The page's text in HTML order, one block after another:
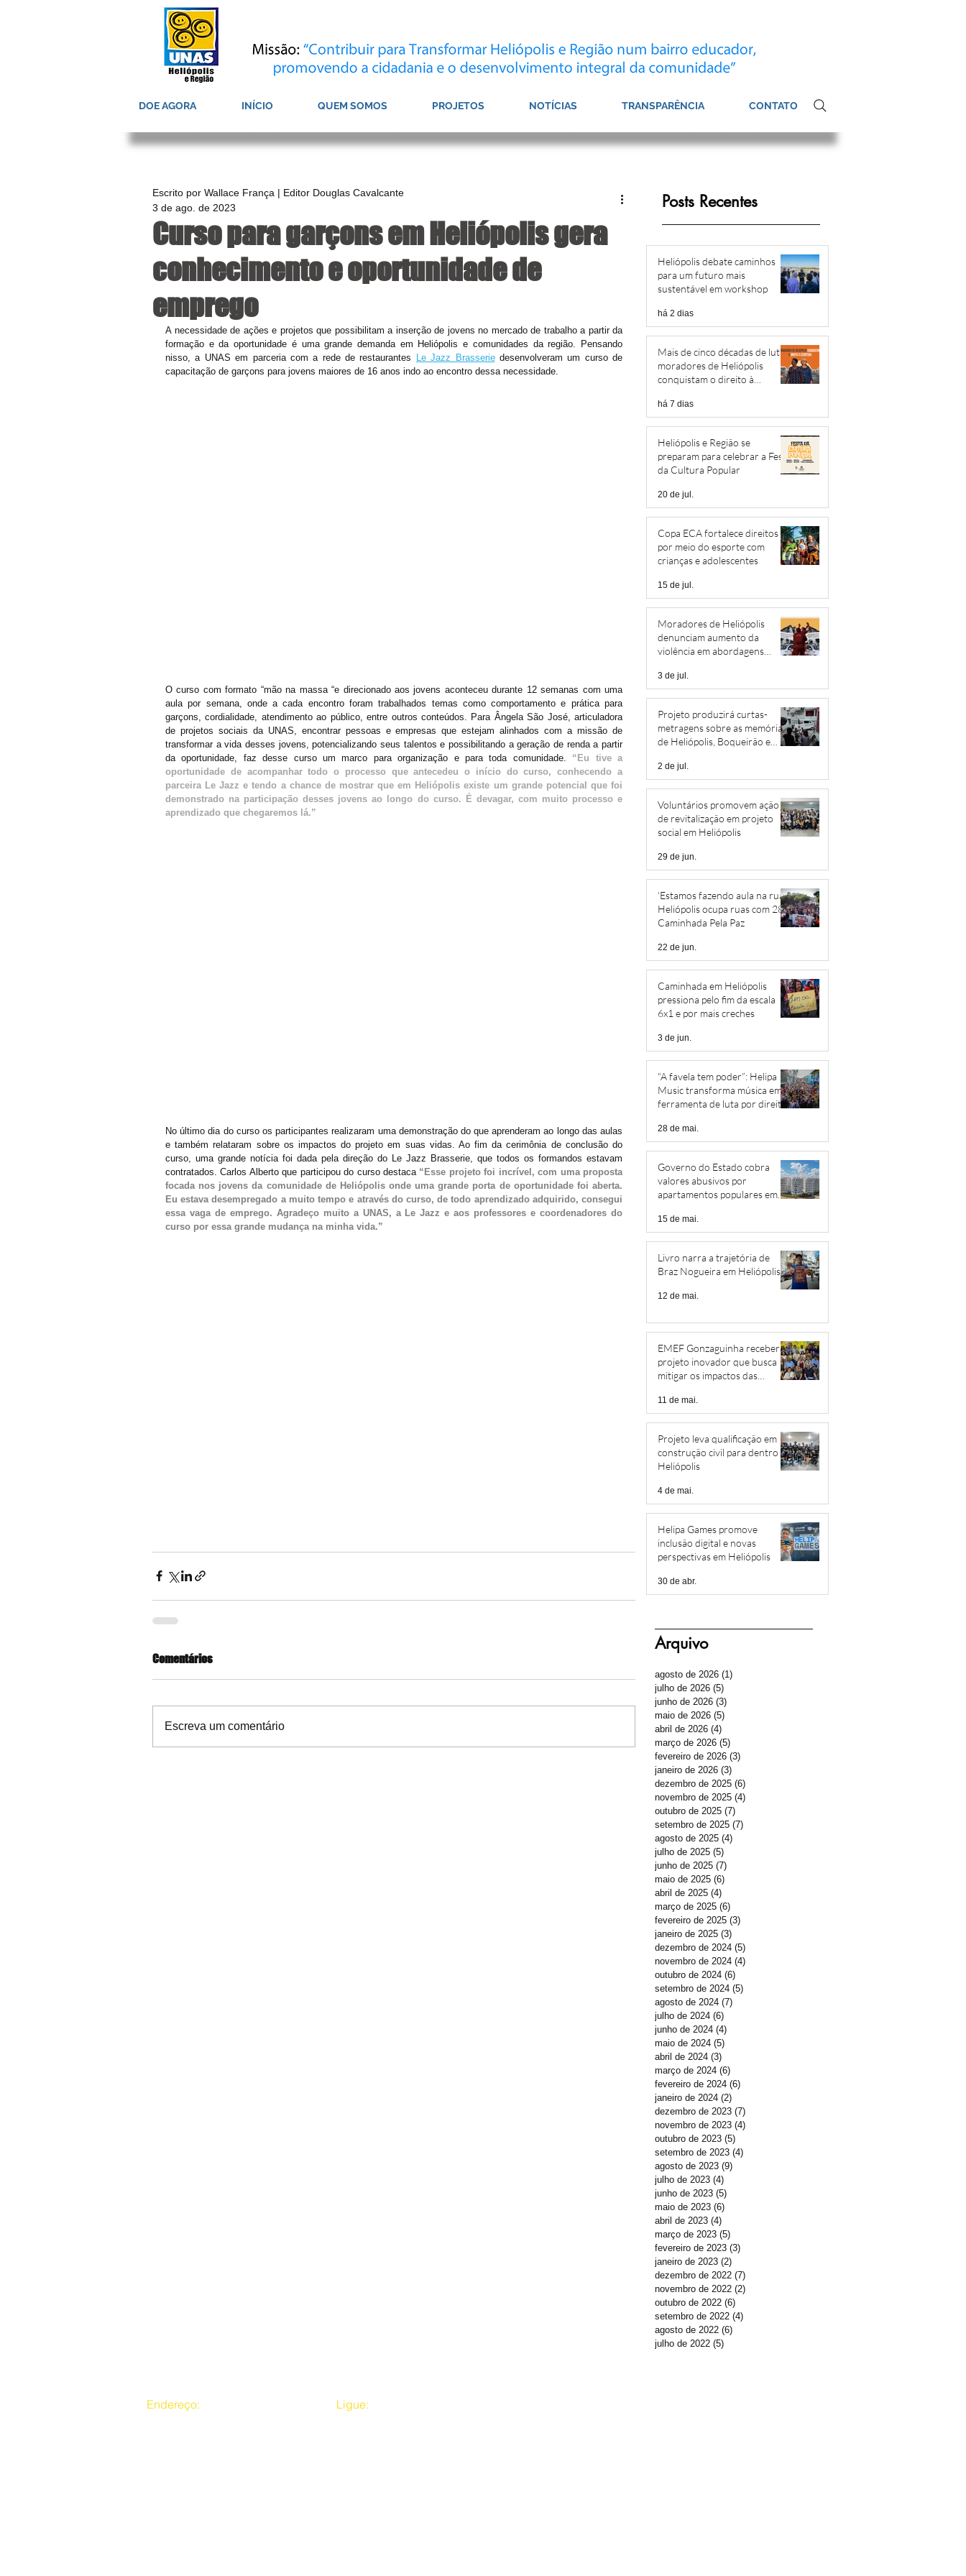
DOE AGORA INÍCIO QUEM SOMOS PROJETOS NOTÍCIAS TRANSPARÊNCIA CONTATO
Curso para garçons em Heliópolis gera
conhecimento e oportunidade de
emprego
Escrito por Wallace França | Editor Douglas Cavalcante
3 de ago. de 2023
A necessidade de ações e projetos que possibilitam a inserção de jovens no mercado de trabalho a partir da
formação e da oportunidade é uma grande demanda em Heliópolis e comunidades da região. Pensando
nisso, a UNAS em parceria com a rede de restaurantes
Le Jazz Brasserie desenvolveram um curso de
capacitação de garçons para jovens maiores de 16 anos indo ao encontro dessa necessidade.
O curso com formato “mão na massa “e direcionado aos jovens aconteceu durante 12 semanas com uma
aula por semana, onde a cada encontro foram trabalhados temas como comportamento e prática para
garçons, cordialidade, atendimento ao público, entre outros conteúdos. Para Ângela São José, articuladora
de projetos sociais da UNAS, encontrar pessoas e empresas que estejam alinhados com a missão de
transformar a vida desses jovens, potencializando seus talentos e possibilitando a geração de renda a partir
da oportunidade, faz desse curso um marco para organização e para toda comunidade. “Eu tive a
oportunidade de acompanhar todo o processo que antecedeu o início do curso, conhecendo a
parceira Le Jazz e tendo a chance de mostrar que em Heliópolis existe um grande potencial que foi
demonstrado na participação desses jovens ao longo do curso. É devagar, com muito processo e
aprendizado que chegaremos lá.”
No último dia do curso os participantes realizaram uma demonstração do que aprenderam ao longo das aulas
e também relataram sobre os impactos do projeto em suas vidas. Ao fim da cerimônia de conclusão do
curso, uma grande notícia foi dada pela direção do Le Jazz Brasserie, que todos os formandos estavam
contratados. Carlos Alberto que participou do curso destaca “Esse projeto foi incrível, com uma proposta
focada nos jovens da comunidade de Heliópolis onde uma grande porta de oportunidade foi aberta.
Eu estava desempregado a muito tempo e através do curso, de todo aprendizado adquirido, consegui
essa vaga de emprego. Agradeço muito a UNAS, a Le Jazz e aos professores e coordenadores do
curso por essa grande mudança na minha vida.”
Comentários
Escreva um comentário
Posts Recentes
Heliópolis debate caminhos
para um futuro mais
sustentável em workshop
há 2 dias
Mais de cinco décadas de luta:
moradores de Heliópolis
conquistam o direito à
há 7 dias
Heliópolis e Região se
preparam para celebrar a Festa
da Cultura Popular
20 de jul.
Copa ECA fortalece direitos
por meio do esporte com
crianças e adolescentes
15 de jul.
Moradores de Heliópolis
denunciam aumento da
violência em abordagens
3 de jul.
Projeto produzirá curtas-
metragens sobre as memórias
de Heliópolis, Boqueirão e
2 de jul.
Voluntários promovem ação
de revitalização em projeto
social em Heliópolis
29 de jun.
‘Estamos fazendo aula na rua’:
Heliópolis ocupa ruas com 28ª
Caminhada Pela Paz
22 de jun.
Caminhada em Heliópolis
pressiona pelo fim da escala
6x1 e por mais creches
3 de jun.
“A favela tem poder”: Helipa
Music transforma música em
ferramenta de luta por direitos
28 de mai.
Governo do Estado cobra
valores abusivos por
apartamentos populares em
15 de mai.
Livro narra a trajetória de
Braz Nogueira em Heliópolis
12 de mai.
EMEF Gonzaguinha receberá
projeto inovador que busca
mitigar os impactos das
11 de mai.
Projeto leva qualificação em
construção civil para dentro de
Heliópolis
4 de mai.
Helipa Games promove
inclusão digital e novas
perspectivas em Heliópolis
30 de abr.
Arquivo
agosto de 2026 (1)
julho de 2026 (5)
junho de 2026 (3)
maio de 2026 (5)
abril de 2026 (4)
março de 2026 (5)
fevereiro de 2026 (3)
janeiro de 2026 (3)
dezembro de 2025 (6)
novembro de 2025 (4)
outubro de 2025 (7)
setembro de 2025 (7)
agosto de 2025 (4)
julho de 2025 (5)
junho de 2025 (7)
maio de 2025 (6)
abril de 2025 (4)
março de 2025 (6)
fevereiro de 2025 (3)
janeiro de 2025 (3)
dezembro de 2024 (5)
novembro de 2024 (4)
outubro de 2024 (6)
setembro de 2024 (5)
agosto de 2024 (7)
julho de 2024 (6)
junho de 2024 (4)
maio de 2024 (5)
abril de 2024 (3)
março de 2024 (6)
fevereiro de 2024 (6)
janeiro de 2024 (2)
dezembro de 2023 (7)
novembro de 2023 (4)
outubro de 2023 (5)
setembro de 2023 (4)
agosto de 2023 (9)
julho de 2023 (4)
junho de 2023 (5)
maio de 2023 (6)
abril de 2023 (4)
março de 2023 (5)
fevereiro de 2023 (3)
janeiro de 2023 (2)
dezembro de 2022 (7)
novembro de 2022 (2)
outubro de 2022 (6)
setembro de 2022 (4)
agosto de 2022 (6)
julho de 2022 (5)
Ligue:
Endereço: